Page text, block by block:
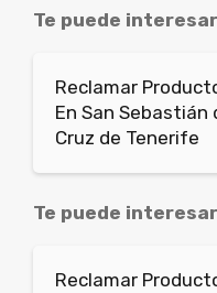
Te puede
Reclamar
En San Sebastián
Cruz de Tenerife
Te puede
Reclamar